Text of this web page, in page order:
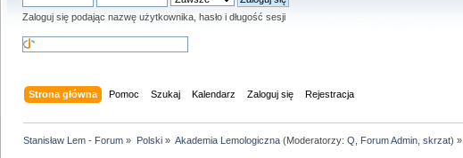
Zaloguj się podając nazwę użytkownika, hasło i długość sesji
Strona główna Pomoc Szukaj Kalendarz Zaloguj się Rejestracja
Stanisław Lem - Forum » Polski» Akademia Lemologiczna(Moderatorzy: Q Forum Admin, skrzat) »